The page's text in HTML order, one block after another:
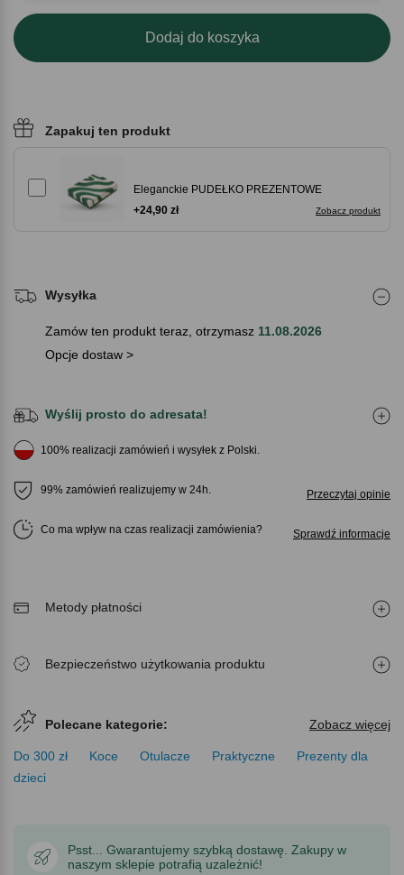
Dodaj do koszyka
Zapakuj ten produkt
Eleganckie PUDEŁKO PREZENTOWE
Zobacz produkt
+24,90 zł
Wysyłka
Zamów ten produkt teraz, otrzymasz 11.08.2026
Opcje dostaw >
Wyślij prosto do adresata!
100% realizacji zamówień i wysyłek z Polski.
99% zamówień realizujemy w 24h. Przeczytaj opinie
Co ma wpływ na czas realizacji zamówienia Sprawdź informacje
Metody płatności
Bezpieczeństwo użytkowania produktu
Polecane kategorie: Zobacz więcej
Do 300 zł Koce Otulacze Praktyczne
Prezenty dla
dzieci
Psst... Gwarantujemy szybką dostawę. Zakupy w
naszym sklepie potrafią uzależnić!